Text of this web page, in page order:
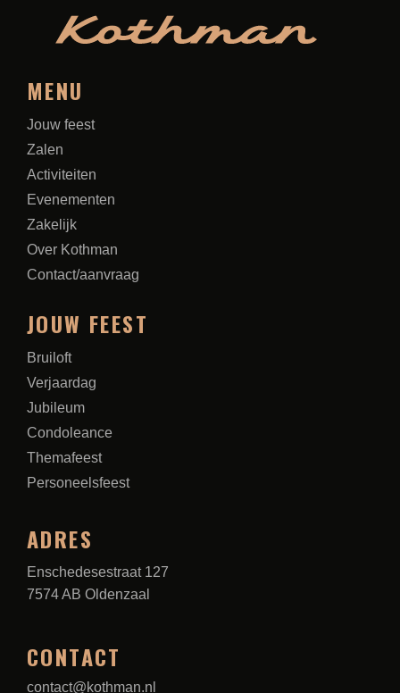
MENU
Jouw feest
Zalen
Activiteiten
Evenementen
Zakelijk
Over Kothman
Contact/aanvraag
JOUW FEEST
Bruiloft
Verjaardag
Jubileum
Condoleance
Themafeest
Personeelsfeest
ADRES
Enschedesestraat 127
7574 AB Oldenzaal
CONTACT
contact@kothman.nl